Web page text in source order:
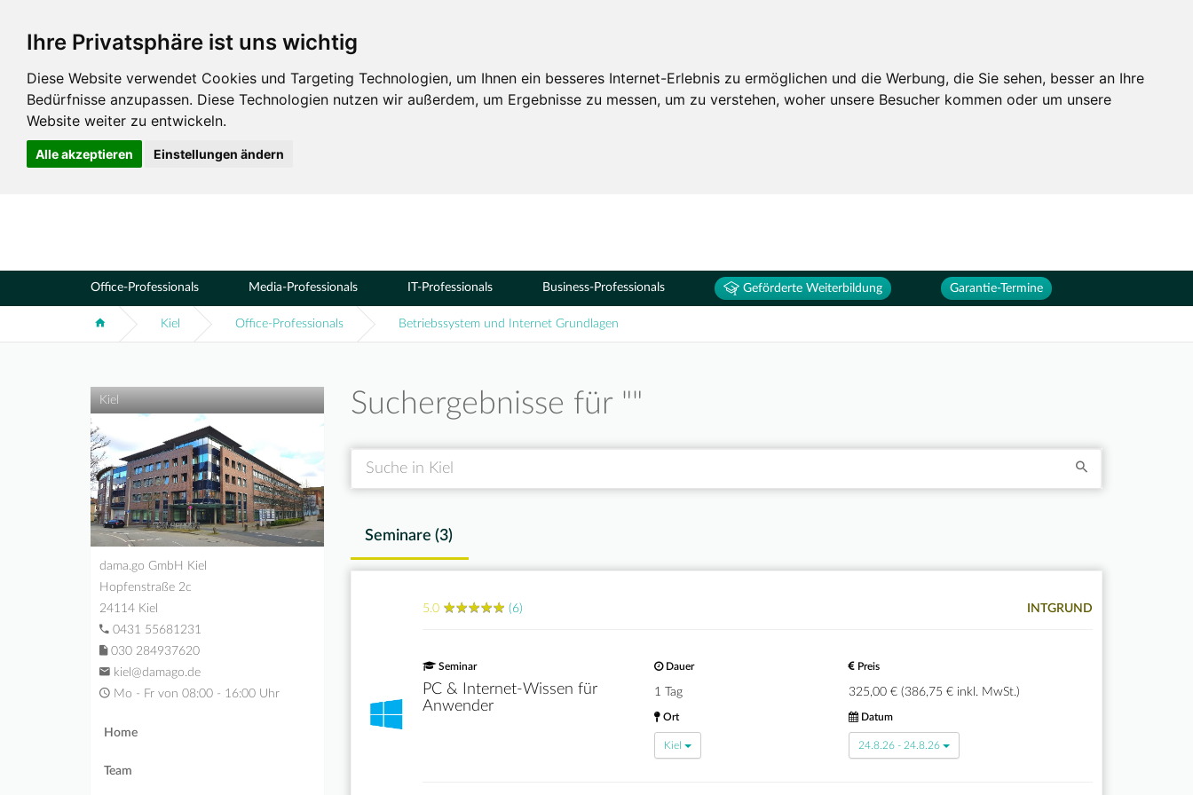
Ihre Privatsphäre ist uns wichtig
Diese Website verwendet Cookies und Targeting Technologien, um Ihnen ein besseres Internet-Erlebnis zu ermöglichen und die Werbung, die Sie sehen, besser an Ihre
Bedürfnisse anzupassen. Diese Technologien nutzen wir außerdem, um Ergebnisse zu messen, um zu verstehen, woher unsere Besucher kommen oder um unsere
Website weiter zu entwickeln.
Alle akzeptieren Einstellungen ändern
Standorte
Kiel
Office-Professionals Media-Professionals IT-Professionals Business-Professionals Geförderte Weiterbildung Garantie-Termine
Kiel Office-Professionals Betriebssystem und Internet Grundlagen
Suchergebnisse für ""
Seminare (3)
5.0 ★★★★★
★★★★★ (6) INTGRUND
Seminar
PC & Internet-Wissen für
Anwender
Dauer
1 Tag
Preis
325,00 € (386,75 € inkl. MwSt.)
Ort
Kiel
Datum
24.8.26 - 24.8.26
Kiel
dama.go GmbH Kiel
Hopfenstraße 2c
24114 Kiel
0431 55681231
030 284937620
kiel@damago.de
Mo - Fr von 08:00 - 16:00 Uhr
Home
Team